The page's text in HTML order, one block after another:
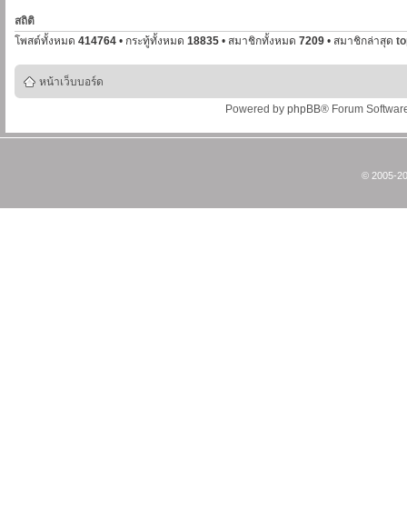
สถิติ
โพสต์ทั้งหมด 414764 • กระทู้ทั้งหมด 18835 • สมาชิกทั้งหมด 7209 • สมาชิกล่าสุด
หน้าเว็บบอร์ด
Powered by phpBB® Forum
© 2005-